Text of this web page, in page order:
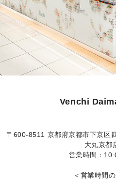
Venchi
〒600-8511 京都府京都市下京区
大丸京都
営業時間：
＜営業時間